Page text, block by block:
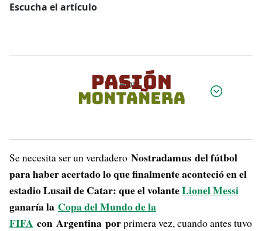
Escucha el artículo
Por:
Se necesita ser un verdadero Nostradamus del fútbol
para haber acertado lo que finalmente aconteció en el
estadio Lusail de Catar: que el volanteLionel Messi
ganaría la Copa del Mundo de la
FIFA con Argentina porprimera vez, cuando antes tuvo